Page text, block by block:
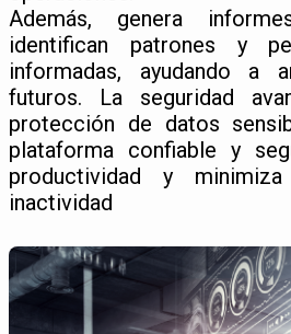
Además, genera
identifican patrones y
informadas, ayudando a
futuros. La seguridad
protección de datos
plataforma confiable y
productividad y
inactividad